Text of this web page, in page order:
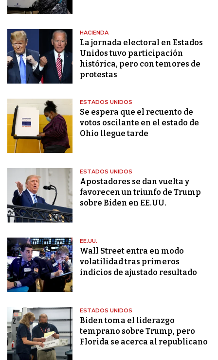
HACIENDA
La jornada electoral en Estados
Unidos tuvo participación
histórica, pero con temores de
protestas
ESTADOS UNIDOS
Se espera que el recuento de
votos oscilante en el estado de
Ohio llegue tarde
ESTADOS UNIDOS
Apostadores se dan vuelta y
favorecen un triunfo de Trump
sobre Biden en EE.UU.
EE.UU.
Wall Street entra en modo
volatilidad tras primeros
indicios de ajustado resultado
ESTADOS UNIDOS
Biden toma el liderazgo
temprano sobre Trump, pero
Florida se acerca al republicano